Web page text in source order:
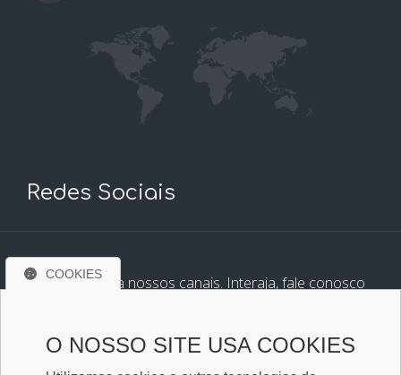
Redes Sociais
Conheça e siga nossos canais. Interaja, fale conosco
COOKIES
O NOSSO SITE USA COOKIES